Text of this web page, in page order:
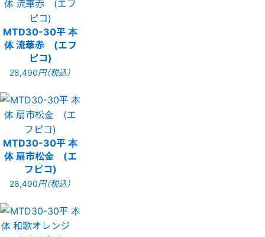
MTD30-30平 本
体 流華赤 (エフ
ピコ)
28,490円（税込）
MTD30-30平 本
体 扇市松金 (エ
フピコ)
28,490円（税込）